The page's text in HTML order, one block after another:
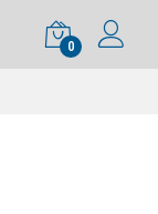
0